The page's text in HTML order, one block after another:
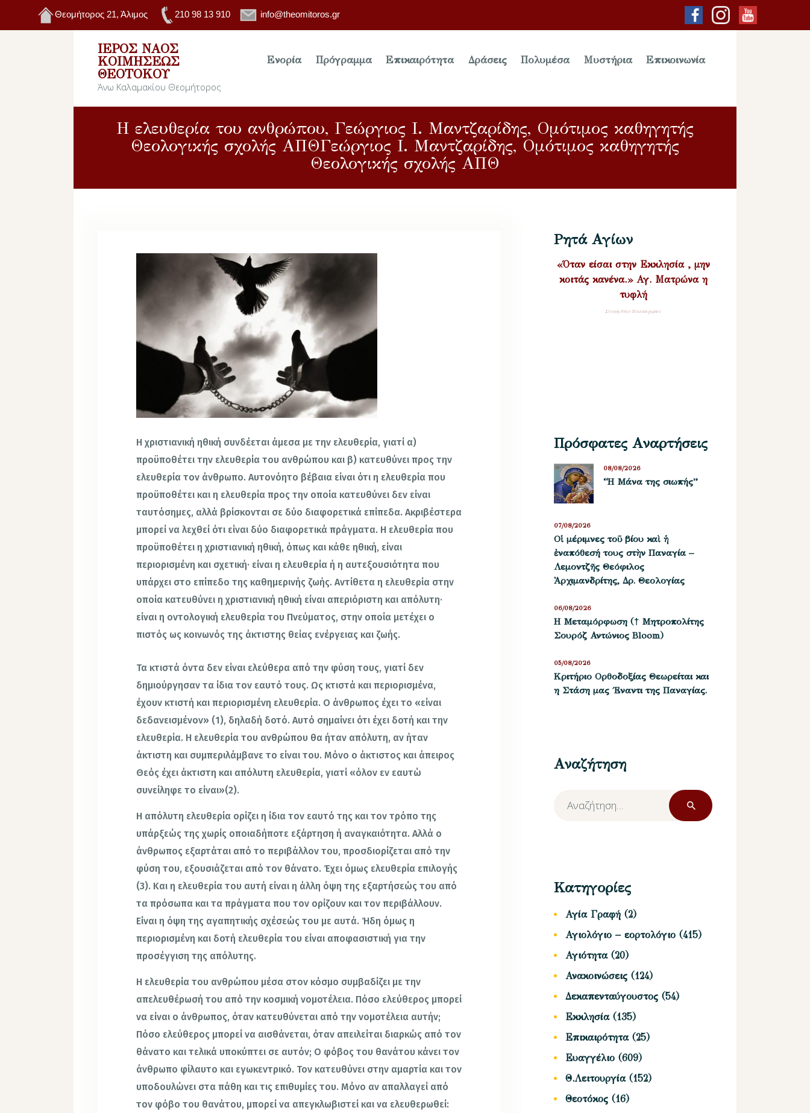
Θεομήτορος 21, Άλιμος 210 98 13 910 info@theomitoros.gr
ΙΕΡΌΣ ΝΑΌΣ
ΚΟΙΜΉΣΕΩΣ
ΘΕΟΤΌΚΟΥ
Άνω Καλαμακίου Θεομήτορος
Ενορία Πρόγραμμα Επικαιρότητα Δράσεις Πολυμέσα Μυστήρια Επικοινωνία
Η ελευθερία του ανθρώπου, Γεώργιος Ι. Μαντζαρίδης, Ομότιμος καθηγητής
Θεολογικής σχολής ΑΠΘΓεώργιος Ι. Μαντζαρίδης, Ομότιμος καθηγητής
Θεολογικής σχολής ΑΠΘ
Η χριστιανική ηθική συνδέεται άμεσα με την ελευθερία, γιατί α)
προϋποθέτει την ελευθερία του ανθρώπου και β) κατευθύνει προς την
ελευθερία τον άνθρωπο. Αυτονόητο βέβαια είναι ότι η ελευθερία που
προϋποθέτει και η ελευθερία προς την οποία κατευθύνει δεν είναι
ταυτόσημες, αλλά βρίσκονται σε δύο διαφορετικά επίπεδα. Ακριβέστερα
μπορεί να λεχθεί ότι είναι δύο διαφορετικά πράγματα. Η ελευθερία που
προϋποθέτει η χριστιανική ηθική, όπως και κάθε ηθική, είναι
περιορισμένη και σχετική· είναι η ελευθερία ή η αυτεξουσιότητα που
υπάρχει στο επίπεδο της καθημερινής ζωής. Αντίθετα η ελευθερία στην
οποία κατευθύνει η χριστιανική ηθική είναι απεριόριστη και απόλυτη·
είναι η οντολογική ελευθερία του Πνεύματος, στην οποία μετέχει ο
πιστός ως κοινωνός της άκτιστης θείας ενέργειας και ζωής.
Τα κτιστά όντα δεν είναι ελεύθερα από την φύση τους, γιατί δεν
δημιούργησαν τα ίδια τον εαυτό τους. Ως κτιστά και περιορισμένα,
έχουν κτιστή και περιορισμένη ελευθερία. Ο άνθρωπος έχει το «είναι
δεδανεισμένον» (1), δηλαδή δοτό. Αυτό σημαίνει ότι έχει δοτή και την
ελευθερία. Η ελευθερία του ανθρώπου θα ήταν απόλυτη, αν ήταν
άκτιστη και συμπεριλάμβανε το είναι του. Μόνο ο άκτιστος και άπειρος
Θεός έχει άκτιστη και απόλυτη ελευθερία, γιατί «όλον εν εαυτώ
συνείληφε το είναι»(2).
Η απόλυτη ελευθερία ορίζει η ίδια τον εαυτό της και τον τρόπο της
υπάρξεώς της χωρίς οποιαδήποτε εξάρτηση ή αναγκαιότητα. Αλλά ο
άνθρωπος εξαρτάται από το περιβάλλον του, προσδιορίζεται από την
φύση του, εξουσιάζεται από τον θάνατο. Έχει όμως ελευθερία επιλογής
(3). Και η ελευθερία του αυτή είναι η άλλη όψη της εξαρτήσεώς του από
τα πρόσωπα και τα πράγματα που τον ορίζουν και τον περιβάλλουν.
Είναι η όψη της αγαπητικής σχέσεώς του με αυτά. Ήδη όμως η
περιορισμένη και δοτή ελευθερία του είναι αποφασιστική για την
προσέγγιση της απόλυτης.
Η ελευθερία του ανθρώπου μέσα στον κόσμο συμβαδίζει με την
απελευθέρωσή του από την κοσμική νομοτέλεια. Πόσο ελεύθερος μπορεί
να είναι ο άνθρωπος, όταν κατευθύνεται από την νομοτέλεια αυτήν;
Πόσο ελεύθερος μπορεί να αισθάνεται, όταν απειλείται διαρκώς από τον
θάνατο και τελικά υποκύπτει σε αυτόν; Ο φόβος του θανάτου κάνει τον
άνθρωπο φίλαυτο και εγωκεντρικό. Τον κατευθύνει στην αμαρτία και τον
υποδουλώνει στα πάθη και τις επιθυμίες του. Μόνο αν απαλλαγεί από
τον φόβο του θανάτου, μπορεί να απεγκλωβιστεί και να ελευθερωθεί:
Ρητά Αγίων
«Όταν είσαι στην Εκκλησία , μην
κοιτάς κανένα.» Αγ. Ματρώνα η
τυφλή
Σύναξη Νέων Παλαιοχωρίου
Πρόσφατες Αναρτήσεις
“Η Μάνα της σιωπής”
08/08/2026
Οἱ μέριμνες τοῦ βίου καὶ ἡ
ἐναπόθεσή τους στὴν Παναγία –
Λεμοντζῆς Θεόφιλος
Ἀρχιμανδρίτης, Δρ. Θεολογίας
07/08/2026
Η Μεταμόρφωση († Μητροπολίτης
Σουρόζ Αντώνιος Bloom)
06/08/2026
Kριτήριο Oρθοδοξίας Θεωρείται και
η Στάση μας ΄Εναντι της Παναγίας.
05/08/2026
Αναζήτηση
Αναζήτηση
για:
Κατηγορίες
Αγία Γραφή (2)
Αγιολόγιο – εορτολόγιο (415)
Αγιότητα(20)
Ανακοινώσεις (124)
Δεκαπενταύγουστος (54)
Εκκλησία(135)
Επικαιρότητα(25)
Ευαγγέλιο (609)
Θ.Λειτουργία(152)
Θεοτόκος (16)